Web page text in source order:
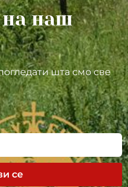
на наш
шта смо све
се